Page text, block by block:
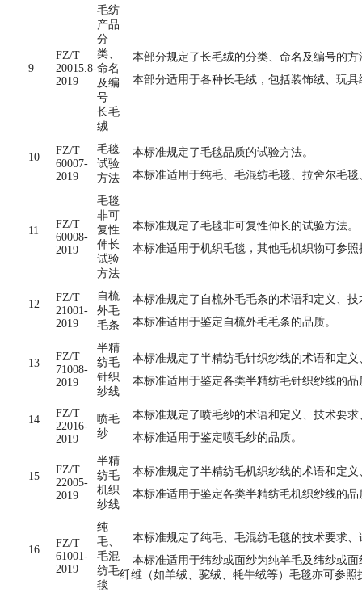
9
FZ/T
20015.8-
2019
毛纺
产品
分
类、
命名
及编
号
长毛
绒
本部分规定了长毛绒的分类、命名及编号的方
本部分适用于各种长毛绒，包括装饰绒、玩具
10
FZ/T
60007-
2019
毛毯
试验
方法
本标准规定了毛毯品质的试验方法。
本标准适用于纯毛、毛混纺毛毯、拉舍尔毛毯
11
FZ/T
60008-
2019
毛毯
非可
复性
伸长
试验
方法
本标准规定了毛毯非可复性伸长的试验方法。
本标准适用于机织毛毯，其他毛机织物可参照
12
FZ/T
21001-
2019
自梳
外毛
毛条
本标准规定了自梳外毛毛条的术语和定义、
本标准适用于鉴定自梳外毛毛条的品质。
13
FZ/T
71008-
2019
半精
纺毛
针织
纱线
本标准规定了半精纺毛针织纱线的术语和定
本标准适用于鉴定各类半精纺毛针织纱线的品
14
FZ/T
22016-
2019
喷毛
纱
本标准规定了喷毛纱的术语和定义、技术要
本标准适用于鉴定喷毛纱的品质。
15
FZ/T
22005-
2019
半精
纺毛
机织
纱线
本标准规定了半精纺毛机织纱线的术语和定
本标准适用于鉴定各类半精纺毛机织纱线的品
16
FZ/T
61001-
2019
纯
毛、
毛混
纺毛
毯
本标准规定了纯毛、毛混纺毛毯的技术要求
本标准适用于纬纱或面纱为纯羊毛及纬纱或面
纤维（如羊绒、驼绒、牦牛绒等）毛毯亦可参照